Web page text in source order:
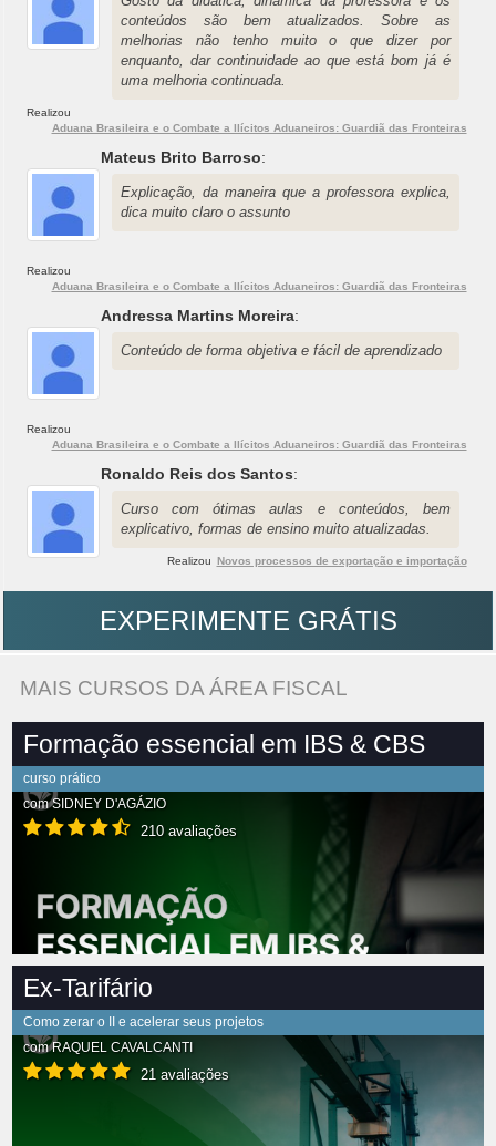
conteúdos são bem atualizados. Sobre as
melhorias não tenho muito o que dizer por
enquanto, dar continuidade ao que está bom já é
uma melhoria continuada.
Realizou
Aduana Brasileira e o Combate a Ilícitos Aduaneiros: Guardiã das Fronteiras
Mateus Brito Barroso:
Explicação, da maneira que a professora explica,
dica muito claro o assunto
Realizou
Aduana Brasileira e o Combate a Ilícitos Aduaneiros: Guardiã das Fronteiras
Andressa Martins Moreira:
Conteúdo de forma objetiva e fácil de aprendizado
Realizou
Aduana Brasileira e o Combate a Ilícitos Aduaneiros: Guardiã das Fronteiras
Ronaldo Reis dos Santos:
Curso com ótimas aulas e conteúdos, bem
explicativo, formas de ensino muito atualizadas.
Realizou Novos processos de exportação e importação
EXPERIMENTE GRÁTIS
MAIS CURSOS DA ÁREA FISCAL
Formação essencial em IBS & CBS
curso prático
comSIDNEY D'AGÁZIO
210 avaliações
Ex-Tarifário
Como zerar o II e acelerar seus projetos
comRAQUEL CAVALCANTI
21 avaliações